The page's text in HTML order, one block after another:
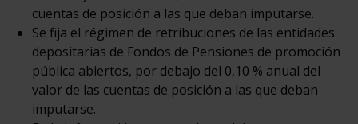
cuentas de posición a las que deban imputarse.
Se fija el régimen de retribuciones de las entidades
depositarias de Fondos de Pensiones de promoción
pública abiertos, por debajo del 0,10 % anual del
valor de las cuentas de posición a las que deban
imputarse.